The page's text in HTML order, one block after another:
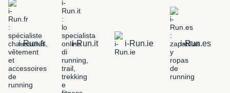
i-Run.fr i-Run.it i-Run.ie i-Run.es